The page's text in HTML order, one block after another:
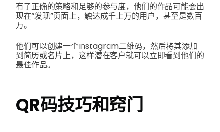
有了正确的策略和足够的参与度，他们的作品可能会出
现在“发现”页面上，触达成千上万的用户，甚至是数百
万。
他们可以创建一个Instagram二维码，然后将其添加
到简历或名片上，这样潜在客户就可以立即看到他们的
最佳作品。
QR码技巧和窍门